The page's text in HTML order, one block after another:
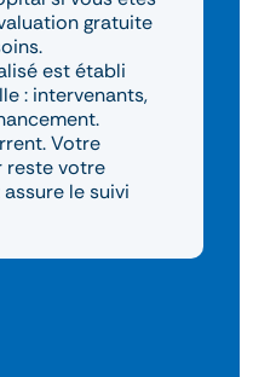
gratuite
est établi
: intervenants,
Votre
reste votre
le suivi